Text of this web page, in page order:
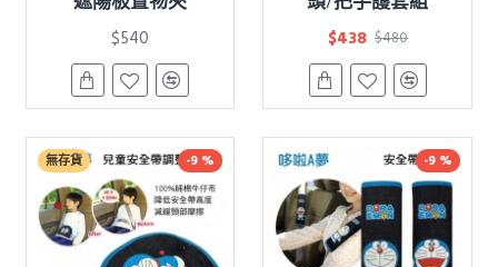
$540 $438 $480
-9 %
無存貨 -9 %